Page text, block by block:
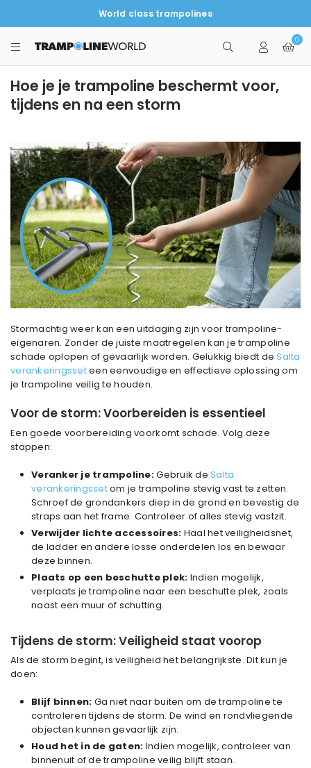
World class trampolines
TRAMPOLINEWORLD
0
Hoe je je trampoline beschermt voor,
tijdens en na een storm
Stormachtig weer kan een uitdaging zijn voor trampoline-
eigenaren. Zonder de juiste maatregelen kan je trampoline
schade oplopen of gevaarlijk worden. Gelukkig biedt deSalta
verankeringsseteen eenvoudige en effectieve oplossing om
je trampoline veilig te houden.
Voor de storm: Voorbereiden is essentieel
Een goede voorbereiding voorkomt schade. Volg deze
stappen:
Veranker je trampoline:Gebruik deSalta
verankeringssetom je trampoline stevig vast te zetten.
Schroef de grondankers diep in de grond en bevestig de
straps aan het frame. Controleer of alles stevig vastzit.
Verwijder lichte accessoires: Haal het veiligheidsnet,
de ladder en andere losse onderdelen los en bewaar
deze binnen.
Plaats op een beschutte plek: Indien mogelijk,
verplaats je trampoline naar een beschutte plek, zoals
naast een muur of schutting.
Tijdens de storm: Veiligheid staat voorop
Als de storm begint, is veiligheid het belangrijkste. Dit kun je
doen:
Blijf binnen: Ga niet naar buiten om de trampoline te
controleren tijdens de storm. De wind en rondvliegende
objecten kunnen gevaarlijk zijn.
Houd het in de gaten: Indien mogelijk, controleer van
binnenuit of de trampoline veilig blijft staan.